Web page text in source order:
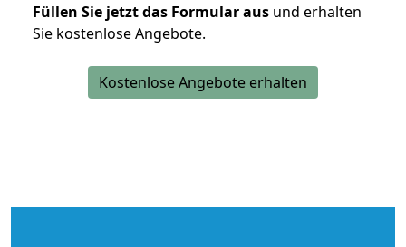
Füllen Sie jetzt das Formular aus und erhalten
Sie kostenlose Angebote.
Kostenlose Angebote erhalten